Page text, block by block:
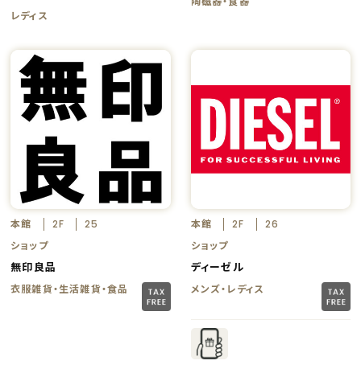
レディス
本館 2F
25
ショップ
無印良品
衣服雑貨・生活雑貨・食品
本館 2F
26
ショップ
ディーゼル
メンズ・レディス